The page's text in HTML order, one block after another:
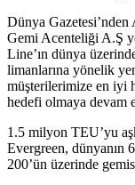
Dünya
Gemi Acenteliği A.Ş
Line’ın dünya
limanlarına yönelik
müşterilerimize en iyi
hedefi olmaya devam
1.5 milyon TEU’yu
Evergreen, dünyanın
200’ün üzerinde